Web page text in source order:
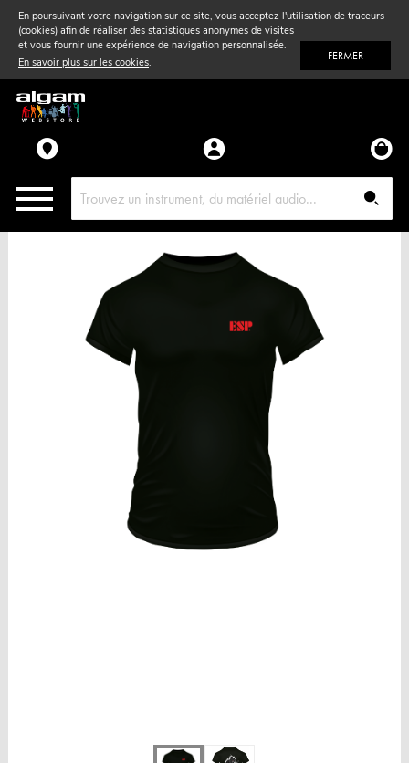
En poursuivant votre navigation sur ce site, vous acceptez l'utilisation de traceurs
(cookies) afin de réaliser des statistiques anonymes de visites
et vous fournir une expérience de navigation personnalisée.
En savoir plus sur les cookies. FERMER
Vent& Violon
Accessoires
Pièces détachées